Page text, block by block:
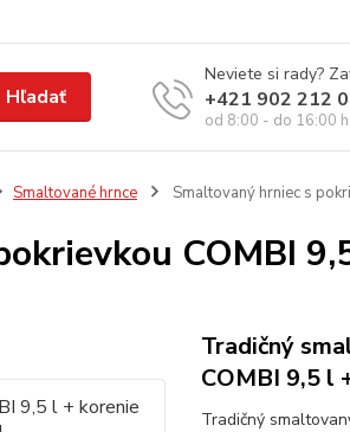
Hľadať
Neviete si rady?
+421 902 212
od 8:00 - do 16:00
Smaltované hrnce Smaltovaný hrniec s
COMBI
Tradičný
COMBI 9,5 l
Tradičný